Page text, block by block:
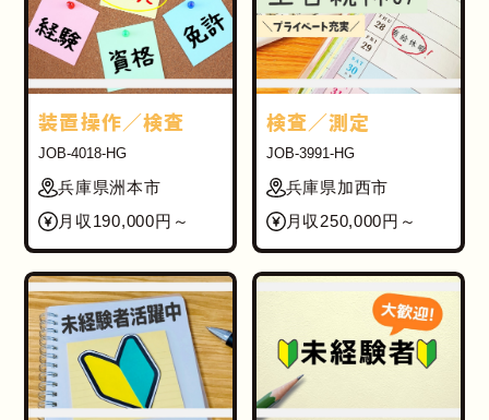
装置操作／検査
JOB-4018-HG
兵庫県洲本市
月収190,000円～
検査／測定
JOB-3991-HG
兵庫県加西市
月収250,000円～